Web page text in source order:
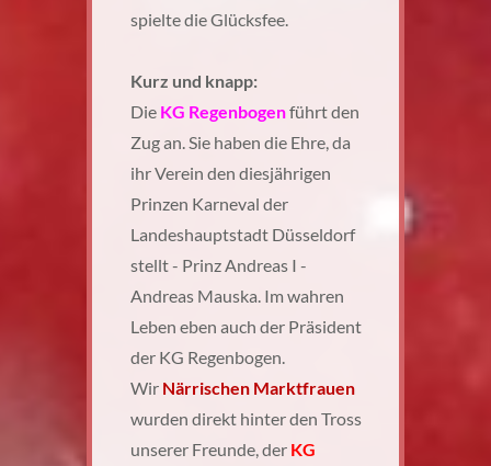
spielte die Glücksfee.
Kurz und knapp:
Die KG Regenbogenführt den
Zug an. Sie haben die Ehre, da
ihr Verein den diesjährigen
Prinzen Karneval der
Landeshauptstadt Düsseldorf
stellt - Prinz Andreas I -
Andreas Mauska. Im wahren
Leben eben auch der Präsident
der KG Regenbogen.
Wir Närrischen Marktfrauen
wurden direkt hinter den Tross
unserer Freunde, der KG